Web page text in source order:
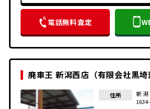
電話無料査定
廃車王 新潟西店（有限会社黒埼
住所
新